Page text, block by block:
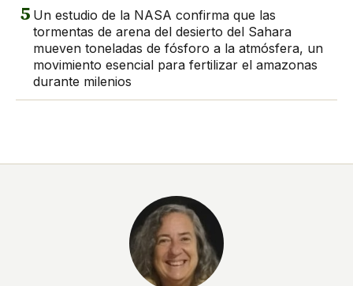
5 Un estudio de la NASA confirma que las
tormentas de arena del desierto del Sahara
mueven toneladas de fósforo a la atmósfera, un
movimiento esencial para fertilizar el amazonas
durante milenios